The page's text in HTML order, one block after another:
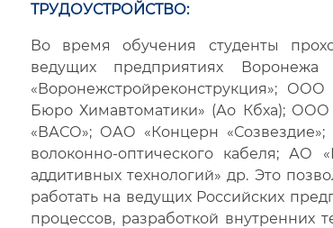
ТРУДОУСТРОЙСТВО:
Во время обучения студенты
ведущих предприятиях
«Воронежстройреконструкция»;
Бюро Химавтоматики» (Ао Кбха);
«ВАСО»; ОАО «Концерн
волоконно-оптического кабеля; АО
аддитивных технологий» др. Это
работать на ведущих Российских
процессов, разработкой внутренних